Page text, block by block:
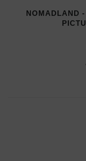
NOMADLAND